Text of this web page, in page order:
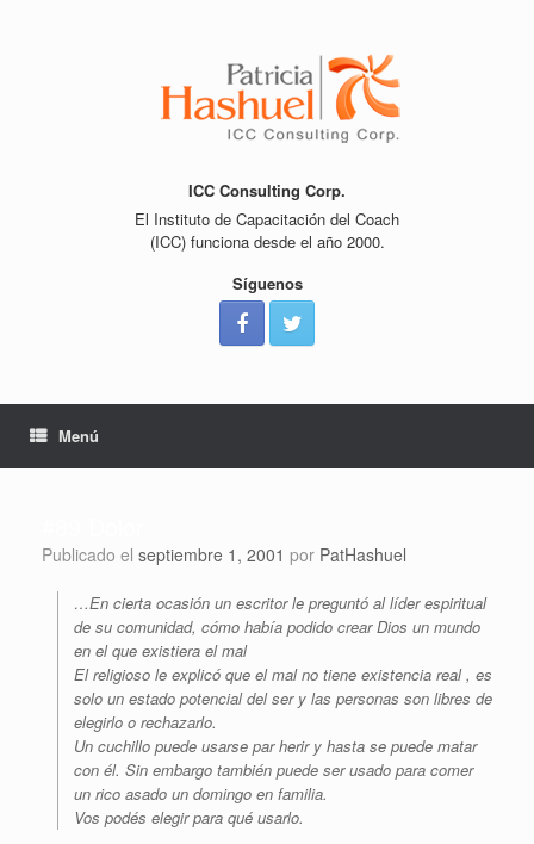
ICC Consulting Corp.
El Instituto de Capacitación del Coach
(ICC) funciona desde el año 2000.
Síguenos
Menú
Publicado el septiembre 1, 2001 por PatHashuel
…En cierta ocasión un escritor le preguntó al líder espiritual
de su comunidad, cómo había podido crear Dios un mundo
en el que existiera el mal
El religioso le explicó que el mal no tiene existencia real , es
solo un estado potencial del ser y las personas son libres de
elegirlo o rechazarlo.
Un cuchillo puede usarse par herir y hasta se puede matar
con él. Sin embargo también puede ser usado para comer
un rico asado un domingo en familia.
Vos podés elegir para qué usarlo.